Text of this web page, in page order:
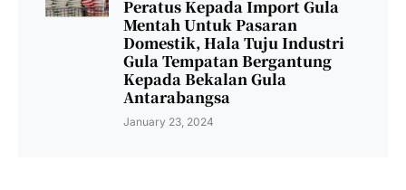
Peratus Kepada Import Gula
Mentah Untuk Pasaran
Domestik, Hala Tuju Industri
Gula Tempatan Bergantung
Kepada Bekalan Gula
Antarabangsa
January 23, 2024